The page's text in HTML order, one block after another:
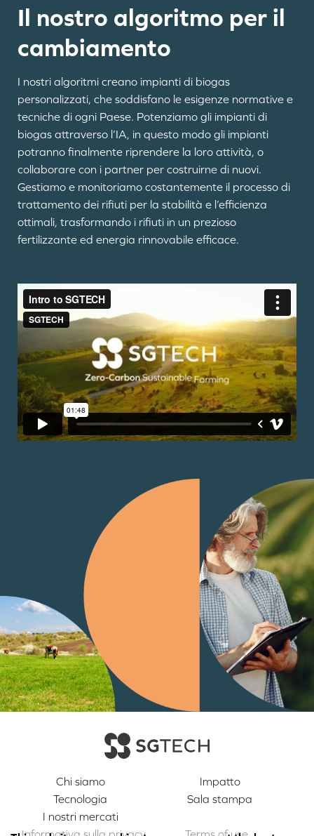
Il nostro algoritmo per il
cambiamento
I nostri algoritmi creano impianti di biogas
personalizzati, che soddisfano le esigenze normative e
tecniche di ogni Paese. Potenziamo gli impianti di
biogas attraverso l’IA, in questo modo gli impianti
potranno finalmente riprendere la loro attività, o
collaborare con i partner per costruirne di nuovi.
Gestiamo e monitoriamo costantemente il processo di
trattamento dei rifiuti per la stabilità e l’efficienza
ottimali, trasformando i rifiuti in un prezioso
fertilizzante ed energia rinnovabile efficace.
Chi siamo
Tecnologia
I nostri mercati
Impatto
Sala stampa